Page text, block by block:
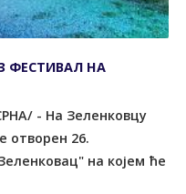
ФЕСТИВАЛ НА
- На Зеленковцу
отворен 26.
на којем ће